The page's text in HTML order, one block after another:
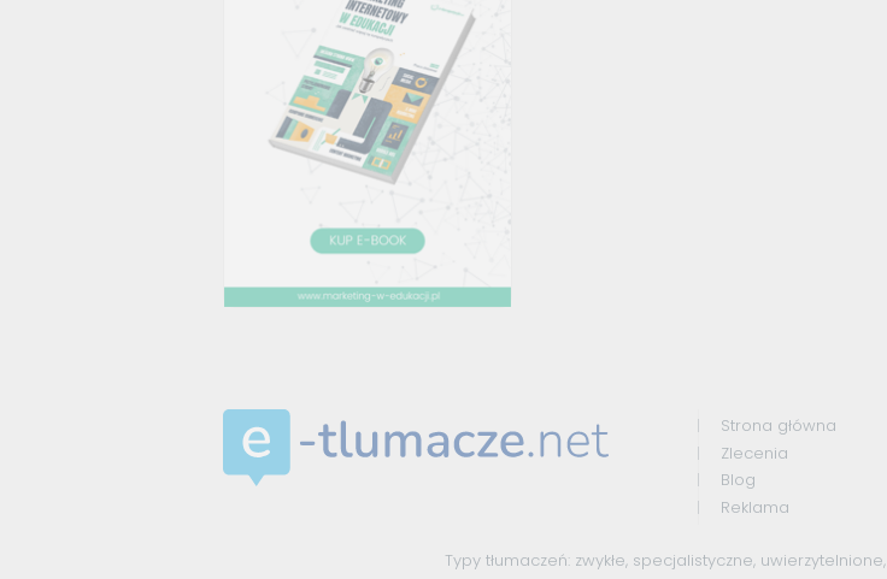
Strona główna
Zlecenia
Blog
Reklama
Typy tłumaczeń: zwykłe, specjalistyczne, uwierzytelnione,